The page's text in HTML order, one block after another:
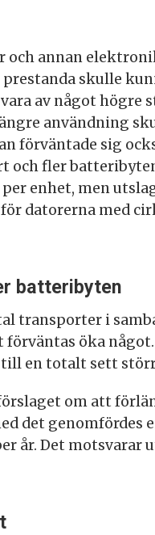
annan
skulle
av något högre
användning
förväntade sig
och fler
enhet, men
datorerna med
batteribyten
transporter i
öka
en totalt sett
om att
det genomfördes
år. Det motsvarar